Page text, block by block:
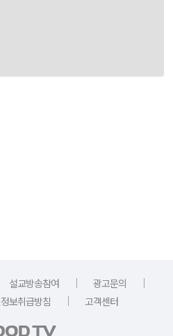
설교방송참여 ｜ 광고문의
｜
보취급방침 ｜ 고객센터